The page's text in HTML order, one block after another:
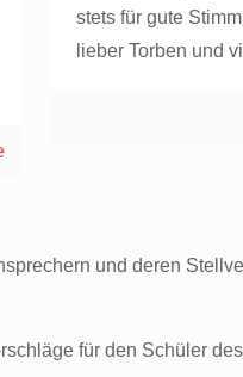
stets für gute
lieber Torben und
und deren
für den Schüler